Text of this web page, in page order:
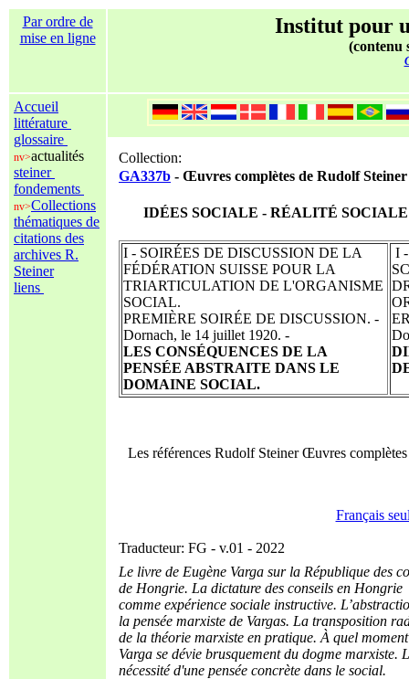
Par ordre de
mise en ligne
Institut pour
(contenu
Accueil
littérature
glossaire
nv>actualités
steiner
fondements
nv>Collections
thématiques de
citations des
archives R.
Steiner
liens
Collection:
GA337b - Œuvres complètes de Rudolf
IDÉES SOCIALE - RÉALITÉ
I - SOIRÉES DE DISCUSSION DE LA
FÉDÉRATION SUISSE POUR LA
TRIARTICULATION DE L'ORGANISME
SOCIAL.
PREMIÈRE SOIRÉE DE DISCUSSION. -
Dornach, le 14 juillet 1920. -
LES CONSÉQUENCES DE LA
PENSÉE ABSTRAITE DANS LE
DOMAINE SOCIAL.
I
Les références Rudolf Steiner Œuvres
Français
Traducteur: FG - v.01 - 2022
Le livre de Eugène Varga sur la République des
de Hongrie. La dictature des conseils en Hongrie
comme expérience sociale instructive.
la pensée marxiste de Vargas. La transposition
de la théorie marxiste en pratique. À quel
Varga se dévie brusquement du dogme marxiste.
nécessité d'une pensée concrète dans le social.